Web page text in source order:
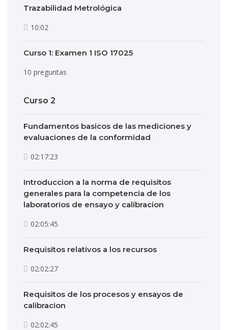
Trazabilidad Metrológica
10:02
Curso 1: Examen 1 ISO 17025
10 preguntas
Curso 2
Fundamentos basicos de las mediciones y
evaluaciones de la conformidad
02:17:23
Introduccion a la norma de requisitos
generales para la competencia de los
laboratorios de ensayo y calibracion
02:05:45
Requisitos relativos a los recursos
02:02:27
Requisitos de los procesos y ensayos de
calibracion
02:02:45